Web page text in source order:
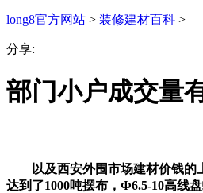
long8官方网站 > 装修建材百科 >
分享:
部门小户成交量
以及西安外围市场建材价钱的
达到了1000吨摆布，Ф6.5-10高线